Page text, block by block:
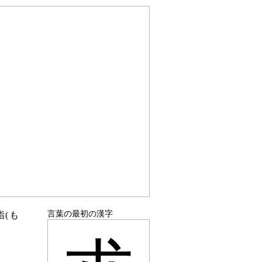
(も 言葉の最初の漢字